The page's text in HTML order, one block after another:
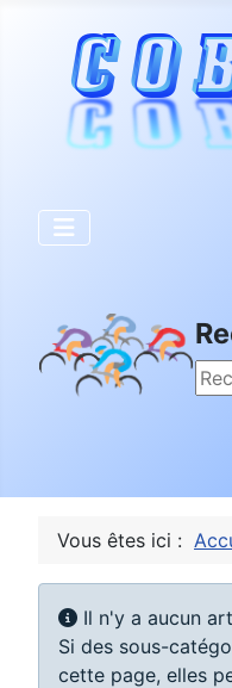
Vous êtes ici :
Information
Il n'y a aucun
Si des sous-
cette page, elles